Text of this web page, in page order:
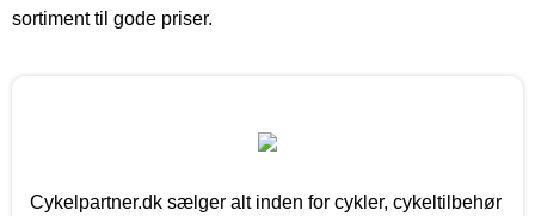
sortiment til gode priser.
Cykelpartner.dk sælger alt inden for cykler, cykeltilbehør